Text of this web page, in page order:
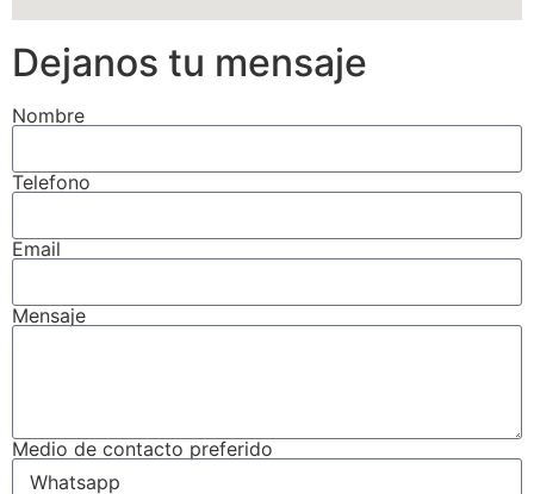
Dejanos tu mensaje
Nombre
Telefono
Email
Mensaje
Medio de contacto preferido